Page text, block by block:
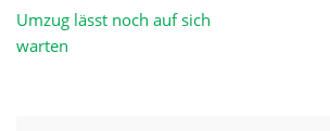
Beitragsnavigation
Umzug lässt noch auf sich
warten